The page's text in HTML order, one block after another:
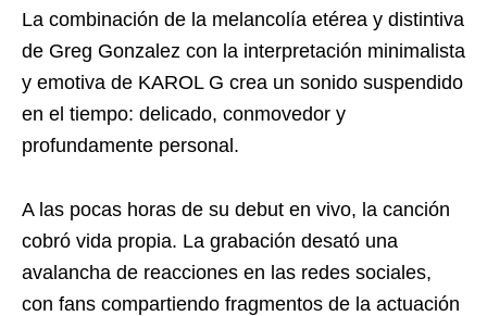
La combinación de la melancolía etérea y distintiva
de Greg Gonzalez con la interpretación minimalista
y emotiva de KAROL G crea un sonido suspendido
en el tiempo: delicado, conmovedor y
profundamente personal.
A las pocas horas de su debut en vivo, la canción
cobró vida propia. La grabación desató una
avalancha de reacciones en las redes sociales,
con fans compartiendo fragmentos de la actuación